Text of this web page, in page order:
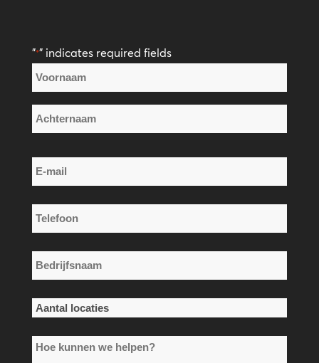
"*" indicates required fields
Naam
*
Voornaam
E-
mail
*
Telefoon
*
Bedrijfsnaam
*
Aantal
*Hoe